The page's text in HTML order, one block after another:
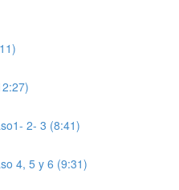
2- 3 (8:41)
4, 5 y 6 (9:31)